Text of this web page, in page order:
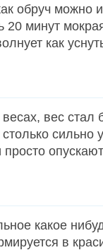
обруч можно
минут
как
вес стал
сильно
какое
в